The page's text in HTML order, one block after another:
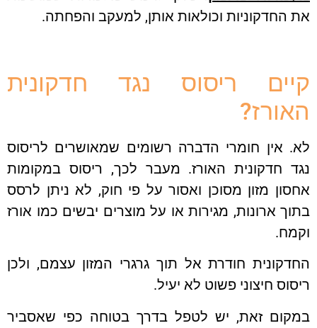
החדקוניות וכולאות אותן, למעקב והפחתה.
ריסוס נגד חדקונית
אין חומרי הדברה רשומים שמאושרים לריסוס
חדקונית האורז. מעבר לכך, ריסוס במקומות
מזון מסוכן ואסור על פי חוק, לא ניתן לרסס
ארונות, מגירות או על מוצרים יבשים כמו אורז
חודרת אל תוך גרגרי המזון עצמם, ולכן
חיצוני פשוט לא יעיל.
זאת, יש לטפל בדרך בטוחה כפי שאסביר